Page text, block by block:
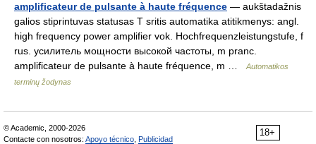
amplificateur de pulsante à haute fréquence — aukštadažnis
galios stiprintuvas statusas T sritis automatika atitikmenys: angl.
high frequency power amplifier vok. Hochfrequenzleistungstufe, f
rus. усилитель мощности высокой частоты, m pranc.
amplificateur de pulsante à haute fréquence, m …
Automatikos
terminų žodynas
18+
© Academic, 2000-2026
Contacte con nosotros: Apoyo técnico Publicidad